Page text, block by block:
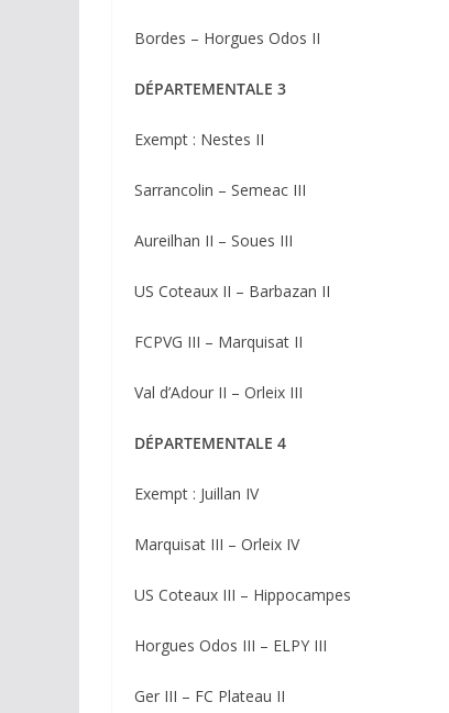
Bordes – Horgues Odos II
DÉPARTEMENTALE 3
Exempt : Nestes II
Sarrancolin – Semeac III
Aureilhan II – Soues III
US Coteaux II – Barbazan II
FCPVG III – Marquisat II
Val d’Adour II – Orleix III
DÉPARTEMENTALE 4
Exempt : Juillan IV
Marquisat III – Orleix IV
US Coteaux III – Hippocampes
Horgues Odos III – ELPY III
Ger III – FC Plateau II